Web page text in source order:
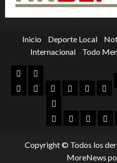
Inicio Deporte Local
Internacional
Todo
Inicio
Portada
Deporte
Local
Gallos
Blancos
Libertadores
de
Querétaro
DeporteColegial
Internacional
Futbol
Golf
Copyright © Todos los
MoreNews